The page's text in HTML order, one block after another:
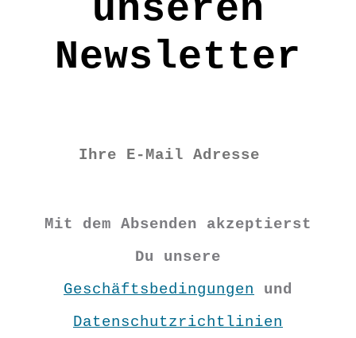
€34,90
Basic
unseren
Newsletter
Mit dem Absenden akzeptierst
Du unsere
Geschäftsbedingungen und
Datenschutzrichtlinien